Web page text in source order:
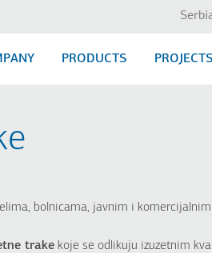
PRODUCTS PROJECTS
bolnicama, javnim i komercijalnim
trake koje se odlikuju izuzetnim